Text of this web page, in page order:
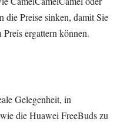
die Preise sinken, damit Sie
ergattern können.
Gelegenheit, in
die Huawei FreeBuds zu